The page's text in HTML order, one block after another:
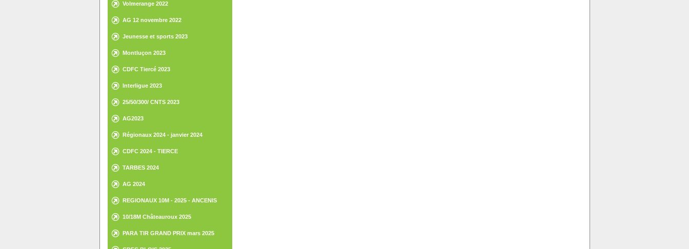
Volmerange 2022
AG 12 novembre 2022
Jeunesse et sports 2023
Montluçon 2023
CDFC Tiercé 2023
Interligue 2023
25/50/300/ CNTS 2023
AG2023
Régionaux 2024 - janvier 2024
CDFC 2024 - TIERCE
TARBES 2024
AG 2024
REGIONAUX 10M - 2025 - ANCENIS
10/18M Châteauroux 2025
PARA TIR GRAND PRIX mars 2025